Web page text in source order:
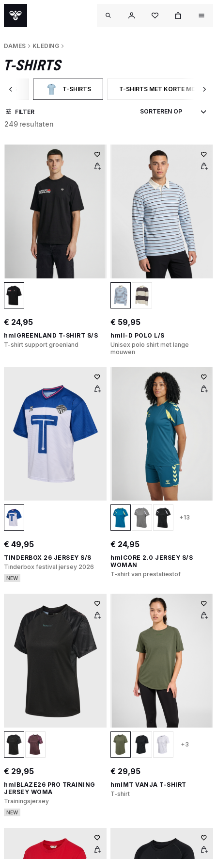
DAMES KLEDING
T-SHIRTS
OP CATEGORY: KLEDINGT-SHIRTS GESELECTEERD MOMENTEEL GEFILTERD OP
T-SHIRTS MET KORTE MOUWEN
FILTER OP PRODUCTTYPE: T-
FILTER
249 resultaten
€ 24,95
hmlGREENLAND T-SHIRT S/S
T-shirt support groenland
€ 59,95
hmlI-D POLO L/S
Unisex polo shirt met lange
mouwen
€ 49,95
TINDERBOX 26 JERSEY S/S
Tinderbox festival jersey 2026
NEW
+13
€ 24,95
hmlCORE 2.0 JERSEY S/S
WOMAN
T-shirt van prestatiestof
€ 29,95
hmlBLAZE26 PRO TRAINING
JERSEY WOMA
Trainingsjersey
NEW
+3
€ 29,95
hmlMT VANJA T-SHIRT
T-shirt